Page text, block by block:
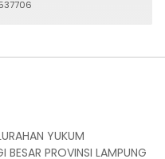
YUKUM
BESAR PROVINSI LAMPUNG